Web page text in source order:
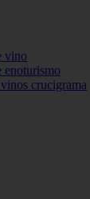
vino
enoturismo
crucigrama